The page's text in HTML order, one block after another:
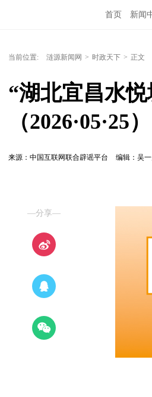
首页 新闻
当前位置: 涟源新闻网 > 时政天下 > 正文
“湖北宜昌水
（2026·05·25）
来源：中国互联网联合辟谣平台 编辑：吴
—分享—